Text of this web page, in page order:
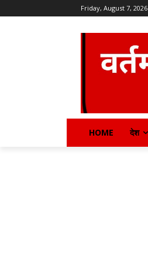
Friday, August 7, 2026
HOME देश